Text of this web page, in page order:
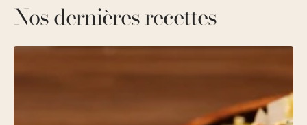
Nos dernières recettes